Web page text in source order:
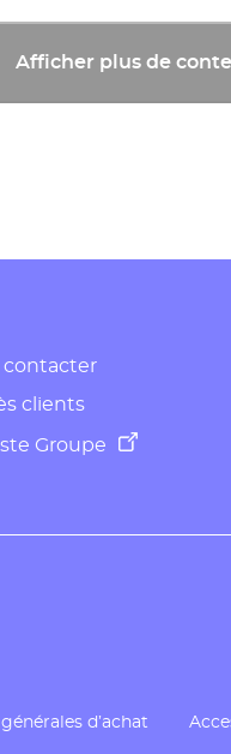
Afficher plus de
contacter
clients
Groupe
de Docaposte
de Docaposte
d’achat